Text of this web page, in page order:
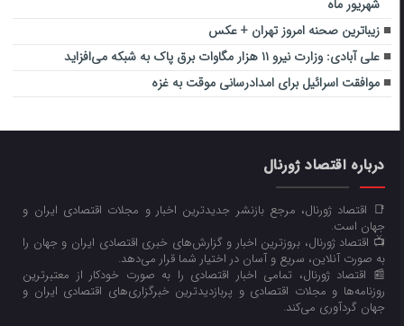
شهریور ماه
زیباترین صحنه امروز تهران + عکس
علی آبادی: وزارت نیرو ۱۱ هزار مگاوات برق پاک به شبکه می‌افزاید
موافقت اسرائیل برای امدادرسانی موقت به غزه
درباره اقتصاد ژورنال
📑 اقتصاد ژورنال، مرجع بازنشر جدیدترین اخبار و مجلات اقتصادی ایران و
جهان است.
📺 اقتصاد ژورنال، بروزترین اخبار و گزارش‌های خبری اقتصادی ایران و جهان را
به صورت آنلاین، سریع و آسان در اختیار شما قرار می‌‌دهد.
📰 اقتصاد ژورنال، تمامی اخبار اقتصادی را به صورت خودکار از معتبرترین
روزنامه‌ها و مجلات اقتصادی و پربازدیدترین خبرگزاری‌های اقتصادی ایران و
جهان گردآوری می‌کند.